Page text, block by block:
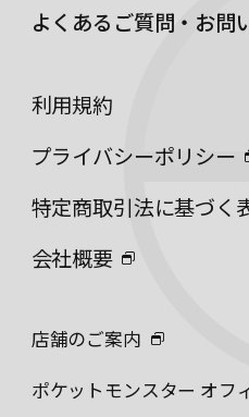
よくあるご質問・お問
利用規約
プライバシーポリシー
特定商取引法に基づく
会社概要
店舗のご案内
ポケットモンスター オフ